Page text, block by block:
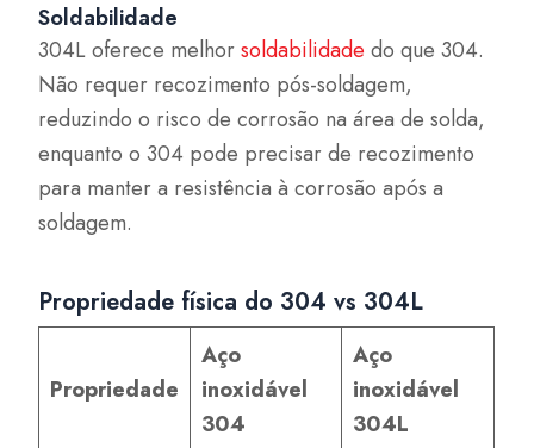
Soldabilidade
304L oferece melhorsoldabilidade do que 304.
Não requer recozimento pós-soldagem,
reduzindo o risco de corrosão na área de solda,
enquanto o 304 pode precisar de recozimento
para manter a resistência à corrosão após a
soldagem.
Propriedade física do 304 vs 304L
Propriedade
Aço
inoxidável
304
Aço
inoxidável
304L